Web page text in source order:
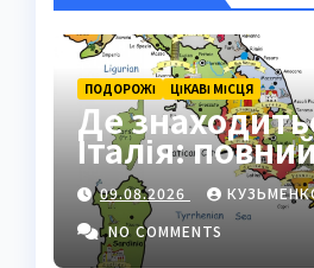
ПОДОРОЖІ ЦІКАВІ МІСЦЯ
Де
Італія:
географії
09.08.2026
NO COMMENTS